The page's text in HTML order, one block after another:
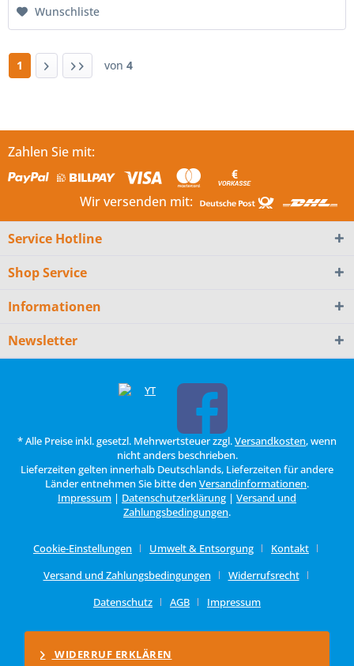
Wunschliste
1 von 4
Zahlen Sie mit:
Wir versenden mit:
Service Hotline
Shop Service
Informationen
Newsletter
* Alle Preise inkl. gesetzl. Mehrwertsteuer zzgl.Versandkosten, wenn
nicht anders beschrieben.
Lieferzeiten gelten innerhalb Deutschlands, Lieferzeiten für andere
Länder entnehmen Sie bitte den Versandinformationen.
Impressum | Datenschutzerklärung | Versand und
Zahlungsbedingungen.
Cookie-Einstellungen Umwelt & Entsorgung
Kontakt
Versand und Zahlungsbedingungen
Widerrufsrecht
Datenschutz
AGB Impressum
WIDERRUF ERKLÄREN